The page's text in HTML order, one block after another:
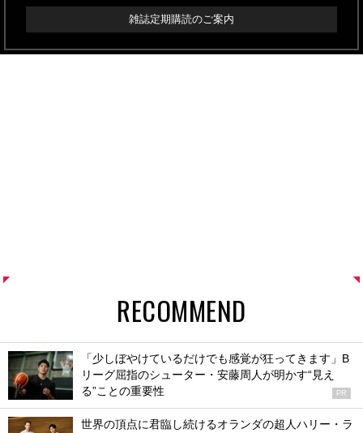
雑誌定期購読のご案内
RECOMMEND
「少しぼやけているだけでも感覚が狂ってきます」B
リーグ屈指のシューター・安藤周人が明かす“見え
る”ことの重要性
PR
世界の頂点に君臨し続けるオランダの超人ハリー・ラ